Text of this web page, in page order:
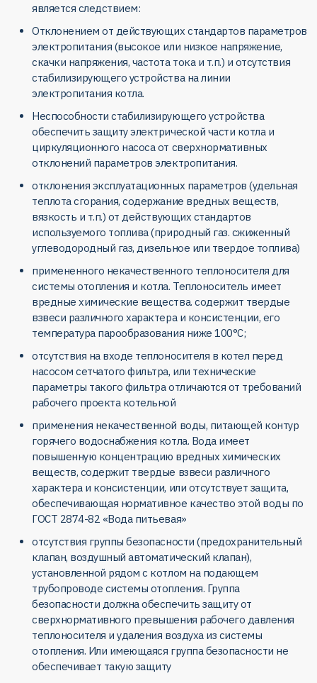
является следствием:
Отклонением от действующих стандартов параметров
электропитания (высокое или низкое напряжение,
скачки напряжения, частота тока и т.п.) и отсутствия
стабилизирующего устройства на линии
электропитания котла.
Неспособности стабилизирующего устройства
обеспечить защиту электрической части котла и
циркуляционного насоса от сверхнормативных
отклонений параметров электропитания.
отклонения эксплуатационных параметров (удельная
теплота сгорания, содержание вредных веществ,
вязкость и т.п.) от действующих стандартов
используемого топлива (природный газ. сжиженный
углеводородный газ, дизельное или твердое топлива)
примененного некачественного теплоносителя для
системы отопления и котла. Теплоноситель имеет
вредные химические вещества. содержит твердые
взвеси различного характера и консистенции, его
температура парообразования ниже 100°С;
отсутствия на входе теплоносителя в котел перед
насосом сетчатого фильтра, или технические
параметры такого фильтра отличаются от требований
рабочего проекта котельной
применения некачественной воды, питающей контур
горячего водоснабжения котла. Вода имеет
повышенную концентрацию вредных химических
веществ, содержит твердые взвеси различного
характера и консистенции, или отсутствует защита,
обеспечивающая нормативное качество этой воды по
ГОСТ 2874-82 «Вода питьевая»
отсутствия группы безопасности (предохранительный
клапан, воздушный автоматический клапан),
установленной рядом с котлом на подающем
трубопроводе системы отопления. Группа
безопасности должна обеспечить защиту от
сверхнормативного превышения рабочего давления
теплоносителя и удаления воздуха из системы
отопления. Или имеющаяся группа безопасности не
обеспечивает такую защиту